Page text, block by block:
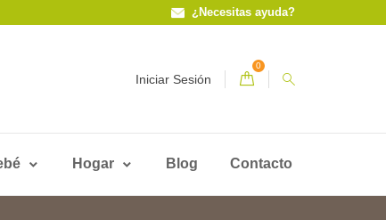
¿Necesitas ayuda?
Iniciar Sesión
0
Hogar Blog Contacto